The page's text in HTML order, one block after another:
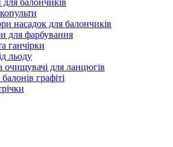
насадок для балончиків
для фарбування
ганчірки
льоду
очищувачі для ланцюгів
графіті